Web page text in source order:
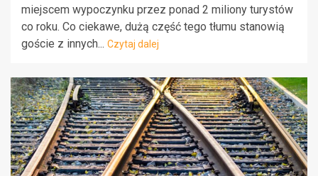
miejscem wypoczynku przez ponad 2 miliony turystów
co roku. Co ciekawe, dużą część tego tłumu stanowią
goście z innych... Czytaj dalej